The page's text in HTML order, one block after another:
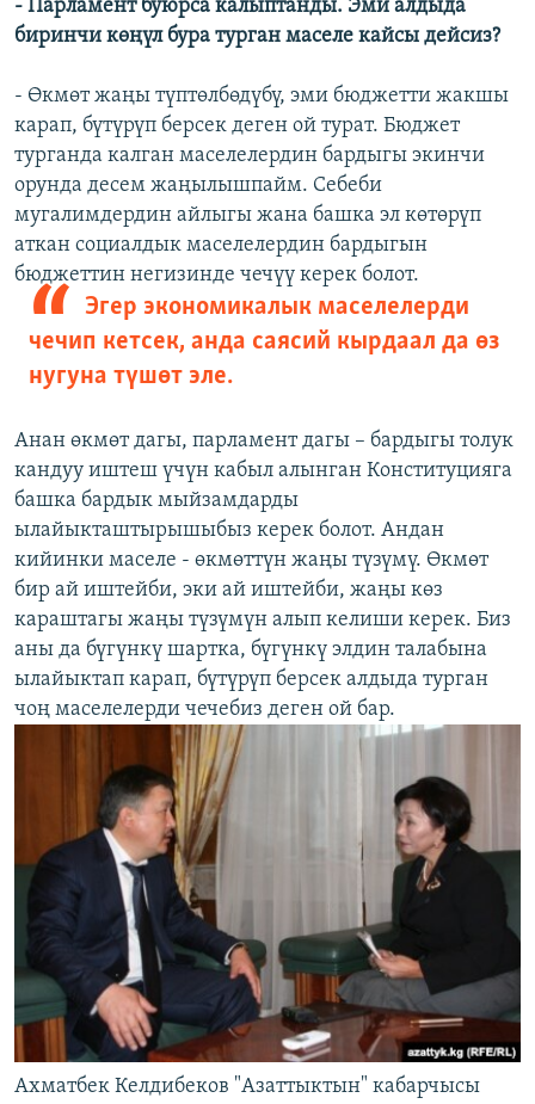
- Парламент буюрса калыптанды. Эми алдыда
биринчи көңүл бура турган маселе кайсы дейсиз?
- Өкмөт жаңы түптөлбөдүбү, эми бюджетти жакшы
карап, бүтүрүп берсек деген ой турат. Бюджет
турганда калган маселелердин бардыгы экинчи
орунда десем жаңылышпайм. Себеби
мугалимдердин айлыгы жана башка эл көтөрүп
аткан социалдык маселелердин бардыгын
бюджеттин негизинде чечүү керек болот.
Эгер экономикалык маселелерди
чечип кетсек, анда саясий кырдаал да өз
нугуна түшөт эле.
Анан өкмөт дагы, парламент дагы – бардыгы толук
кандуу иштеш үчүн кабыл алынган Конституцияга
башка бардык мыйзамдарды
ылайыкташтырышыбыз керек болот. Андан
кийинки маселе - өкмөттүн жаңы түзүмү. Өкмөт
бир ай иштейби, эки ай иштейби, жаңы көз
караштагы жаңы түзүмүн алып келиши керек. Биз
аны да бүгүнкү шартка, бүгүнкү элдин талабына
ылайыктап карап, бүтүрүп берсек алдыда турган
чоң маселелерди чечебиз деген ой бар.
Ахматбек Келдибеков "Азаттыктын" кабарчысы